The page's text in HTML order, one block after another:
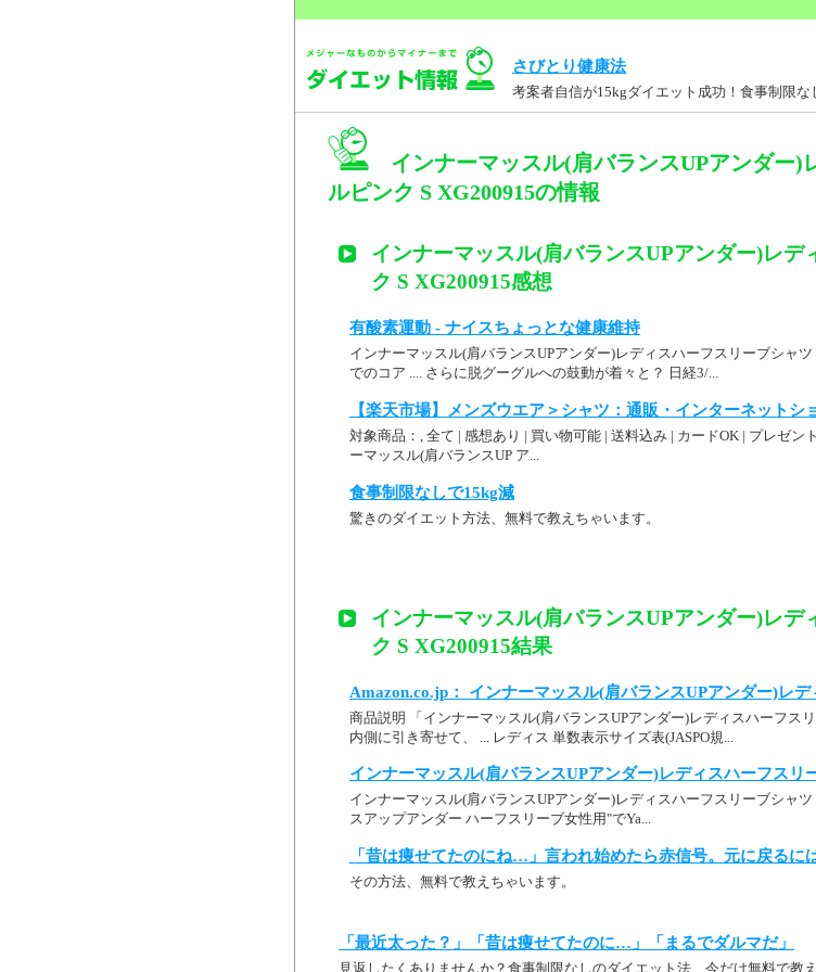
さびとり健康法
考案者自信が15kgダイエット成功！食事制限な
インナーマッスル(肩バランスUPアンダー)
ルピンク S XG200915の情報
インナーマッスル(肩バランスUPアンダー)レ
ク S XG200915感想
有酸素運動 - ナイスちょっとな健康維持
インナーマッスル(肩バランスUPアンダー)レディスハーフスリーブシャ
でのコア .... さらに脱グーグルへの鼓動が着々と？ 日経3/...
【楽天市場】メンズウエア＞シャツ：通販・インターネットシ
対象商品：, 全て | 感想あり | 買い物可能 | 送料込み | カードOK | プレゼン
ーマッスル(肩バランスUP ア...
食事制限なしで15kg減
驚きのダイエット方法、無料で教えちゃいます。
インナーマッスル(肩バランスUPアンダー)レ
ク S XG200915結果
Amazon.co.jp： インナーマッスル(肩バランスUPアンダー)レデ
商品説明 「インナーマッスル(肩バランスUPアンダー)レディスハーフス
内側に引き寄せて、 ... レディス 単数表示サイズ表(JASPO規...
インナーマッスル(肩バランスUPアンダー)レディスハーフスリ
インナーマッスル(肩バランスUPアンダー)レディスハーフスリーブシャ
スアップアンダー ハーフスリーブ女性用"でYa...
「昔は痩せてたのにね…」言われ始めたら赤信号。元に戻るに
その方法、無料で教えちゃいます。
「最近太った？」「昔は痩せてたのに…」「まるでダルマだ」
見返したくありませんか？食事制限なしのダイエット法、今だけ無料で教え